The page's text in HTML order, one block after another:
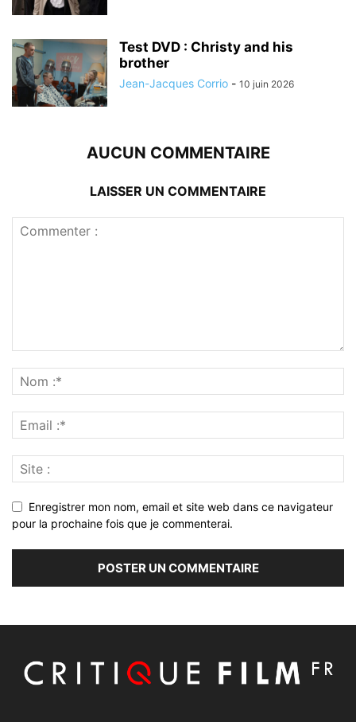
Test DVD : Christy and his
brother
Jean-Jacques Corrio - 10 juin 2026
AUCUN COMMENTAIRE
LAISSER UN COMMENTAIRE
Enregistrer mon nom, email et site web dans ce navigateur
pour la prochaine fois que je commenterai.